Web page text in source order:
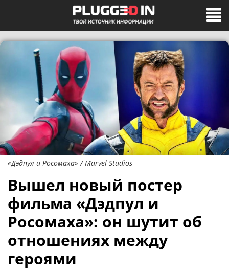
«Дэдпул и Росомаха» / Marvel Studios
Вышел новый постер
фильма «Дэдпул и
Росомаха»: он шутит об
отношениях между
героями